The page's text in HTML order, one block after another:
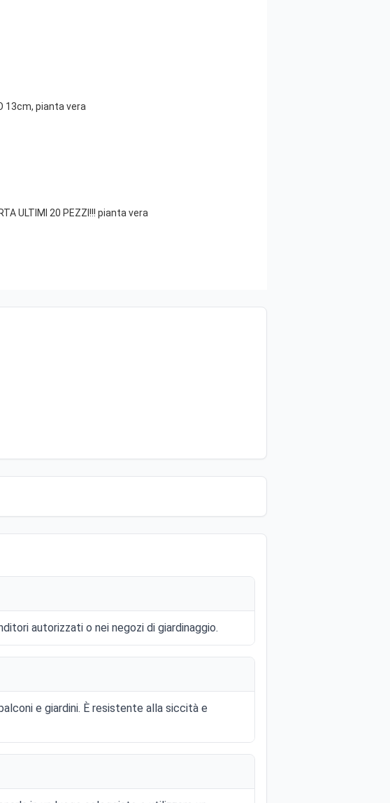
13cm, pianta vera
ULTIMI 20 PEZZI!!! pianta vera
autorizzati o nei negozi di giardinaggio.
e giardini. È resistente alla siccità e